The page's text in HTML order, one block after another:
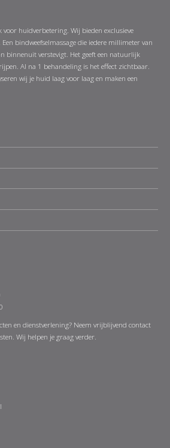
huidverbetering. Wij bieden exclusieve
bindweefselmassage die iedere millimeter van
binnenuit verstevigt. Het geeft een natuurlijk
Al na 1 behandeling is het effect zichtbaar.
wij je huid laag voor laag en maken een
en dienstverlening? Neem vrijblijvend contact
Wij helpen je graag verder.